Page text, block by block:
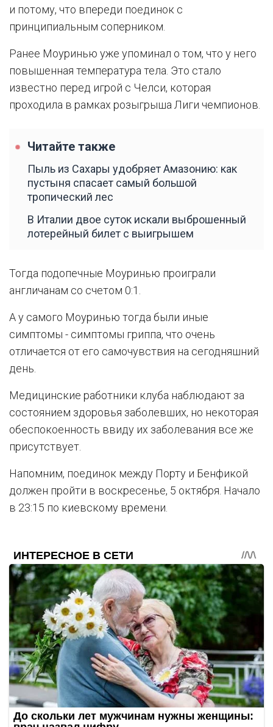
и потому, что впереди поединок с
принципиальным соперником.
Ранее Моуринью уже упоминал о том, что у него
повышенная температура тела. Это стало
известно перед игрой с Челси, которая
проходила в рамках розыгрыша Лиги чемпионов.
Читайте также
Пыль из Сахары удобряет Амазонию: как
пустыня спасает самый большой
тропический лес
В Италии двое суток искали выброшенный
лотерейный билет с выигрышем
Тогда подопечные Моуринью проиграли
англичанам со счетом 0:1.
А у самого Моуринью тогда были иные
симптомы - симптомы гриппа, что очень
отличается от его самочувствия на сегодняшний
день.
Медицинские работники клуба наблюдают за
состоянием здоровья заболевших, но некоторая
обеспокоенность ввиду их заболевания все же
присутствует.
Напомним, поединок между Порту и Бенфикой
должен пройти в воскресенье, 5 октября. Начало
в 23:15 по киевскому времени.